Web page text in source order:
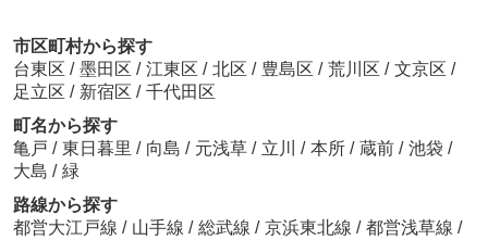
市区町村から探す
台東区 / 墨田区 / 江東区 / 北区 / 豊島区 / 荒川区 / 文京区 /
足立区 / 新宿区 / 千代田区
町名から探す
亀戸 / 東日暮里 / 向島 / 元浅草 / 立川 / 本所 / 蔵前 / 池袋 /
大島 / 緑
路線から探す
都営大江戸線 / 山手線 / 総武線 / 京浜東北線 / 都営浅草線 /